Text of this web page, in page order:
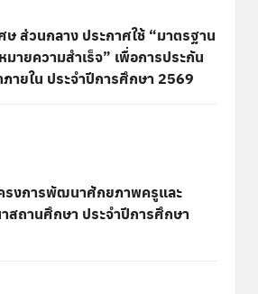
ส่วนกลาง ประกาศใช้ “มาตรฐาน
มายความสำเร็จ” เพื่อการประกัน
ยใน ประจำปีการศึกษา 2569
รงการพัฒนาศักยภาพครูและ
ถานศึกษา ประจำปีการศึกษา